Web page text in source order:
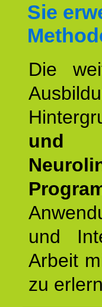
Sie
Die
und
und
Arbeit
zu